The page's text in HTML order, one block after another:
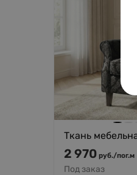
Ткань
2 970 руб./пог.м
Под заказ